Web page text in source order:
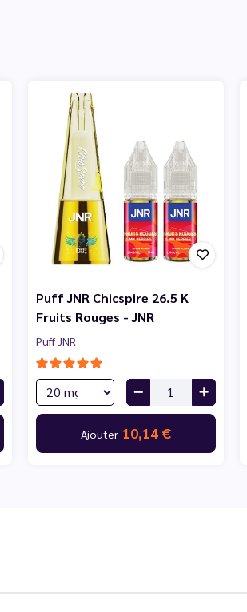
Puff JNR Chicspire 26.5 K
Fruits Rouges - JNR
Puff JNR
Ajouter 10,14 €